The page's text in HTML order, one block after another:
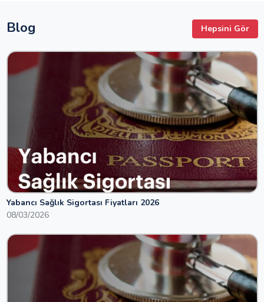
Blog Hepsini Gör
Yabancı Sağlık Sigortası Fiyatları 2026
08/03/2026